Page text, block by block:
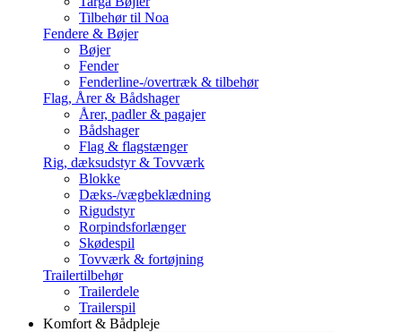
Tilbehør til Noa
Fendere & Bøjer
Bøjer
Fender
Fenderline-/overtræk & tilbehør
Flag, Årer & Bådshager
Årer, padler & pagajer
Bådshager
Flag & flagstænger
Rig, dæksudstyr & Tovværk
Blokke
Dæks-/vægbeklædning
Rigudstyr
Rorpindsforlænger
Skødespil
Tovværk & fortøjning
Trailertilbehør
Trailerdele
Trailerspil
Komfort & Bådpleje